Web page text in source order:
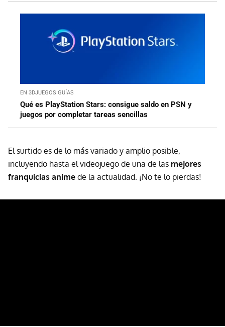
EN 3DJUEGOS GUÍAS
Qué es PlayStation Stars: consigue saldo en PSN y
juegos por completar tareas sencillas
El surtido es de lo más variado y amplio posible,
incluyendo hasta el videojuego de una de las mejores
franquicias anime de la actualidad. ¡No te lo pierdas!